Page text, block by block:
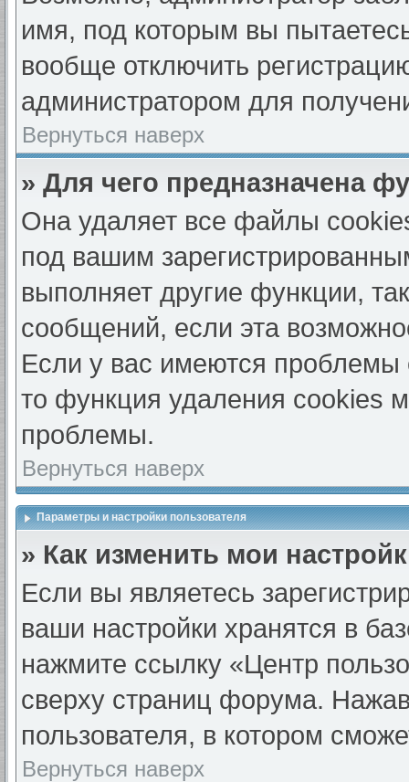
имя, под которым вы
вообще отключить
администратором для
Вернуться наверх
» Для чего предназначена
Она удаляет все файлы
под вашим
выполняет другие функции,
сообщений, если эта
Если у вас имеются
то функция удаления cookies
проблемы.
Вернуться наверх
Параметры и настройки пользователя
» Как изменить мои
Если вы являетесь
ваши настройки хранятся в
нажмите ссылку «Центр
сверху страниц форума.
пользователя, в котором
Вернуться наверх